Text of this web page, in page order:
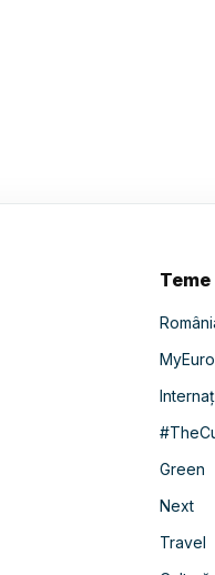
Teme
Green
Next
Travel